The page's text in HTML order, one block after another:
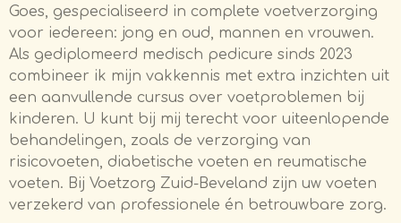
Goes, gespecialiseerd in complete voetverzorging
voor iedereen: jong en oud, mannen en vrouwen.
Als gediplomeerd medisch pedicure sinds 2023
combineer ik mijn vakkennis met extra inzichten uit
een aanvullende cursus over voetproblemen bij
kinderen. U kunt bij mij terecht voor uiteenlopende
behandelingen, zoals de verzorging van
risicovoeten, diabetische voeten en reumatische
voeten. Bij Voetzorg Zuid-Beveland zijn uw voeten
verzekerd van professionele én betrouwbare zorg.